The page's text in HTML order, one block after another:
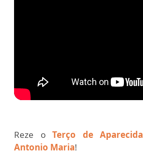
Reze oTerço de Aparecida
Antonio Maria!